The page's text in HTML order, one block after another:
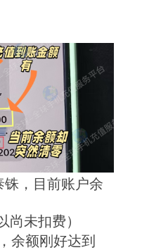
，目前账户余
尚未扣费）
余额刚好达到